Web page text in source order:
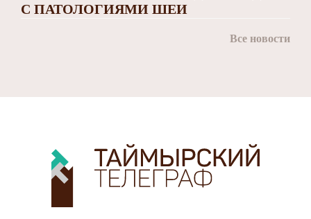
С ПАТОЛОГИЯМИ ШЕИ
Все новости